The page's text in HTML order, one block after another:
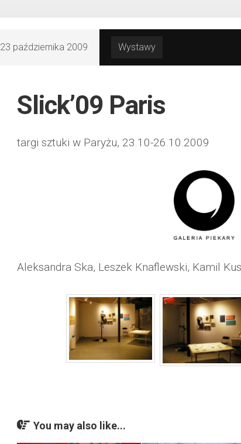
23 października 2009 Wystawy
Slick’09 Paris
targi sztuki w Paryżu, 23.10-26.10.2009
Aleksandra Ska, Leszek Knaflewski, Kamil
You may also like...